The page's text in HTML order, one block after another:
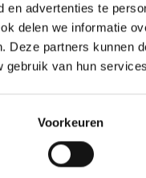
en advertenties te
delen we informatie
Deze partners kunnen
gebruik van hun
Voorkeuren